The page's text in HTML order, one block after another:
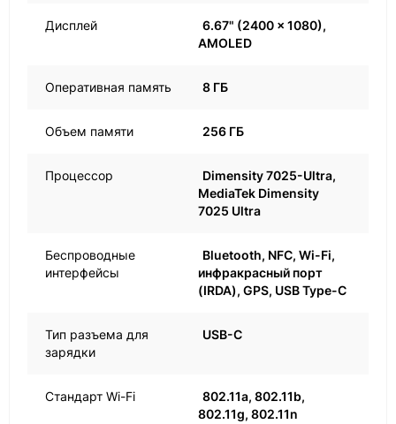
Дисплей
6.67" (2400 x 1080),
AMOLED
Оперативная память 8 ГБ
Объем памяти 256 ГБ
Процессор
Dimensity 7025-Ultra,
MediaTek Dimensity
7025 Ultra
Беспроводные
интерфейсы
Bluetooth, NFC, Wi-Fi,
инфракрасный порт
(IRDA), GPS, USB Type-C
Тип разъема для
зарядки
USB-C
Стандарт Wi-Fi
802.11a, 802.11b,
802.11g, 802.11n